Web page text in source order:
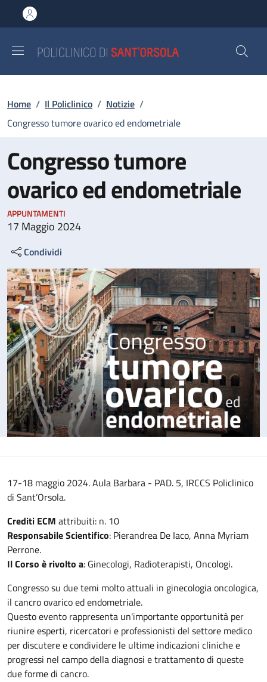
al contenuto principale
to footer content
Briciole di pane
Home / Il Policlinico / Notizie /
Congresso tumore ovarico ed endometriale
Congresso tumore
ovarico ed endometriale
APPUNTAMENTI
17 Maggio 2024
Condividi
17-18 maggio 2024. Aula Barbara - PAD. 5, IRCCS Policlinico
di Sant’Orsola.
Crediti ECM attribuiti: n. 10
Responsabile Scientifico: Pierandrea De Iaco, Anna Myriam
Perrone.
Il Corso è rivolto a: Ginecologi, Radioterapisti, Oncologi.
Congresso su due temi molto attuali in ginecologia oncologica,
il cancro ovarico ed endometriale.
Questo evento rappresenta un'importante opportunità per
riunire esperti, ricercatori e professionisti del settore medico
per discutere e condividere le ultime indicazioni cliniche e
progressi nel campo della diagnosi e trattamento di queste
due forme di cancro.